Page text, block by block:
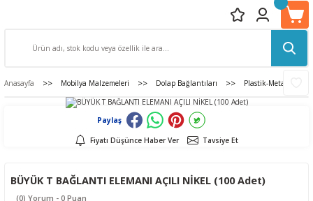
Anasayfa Mobilya Malzemeleri Dolap Bağlantıları Plastik-Metal
Paylaş
Fiyatı Düşünce Haber Ver Tavsiye Et
BÜYÜK T BAĞLANTI ELEMANI AÇILI NİKEL (100 Adet)
(0) Yorum - 0 Puan